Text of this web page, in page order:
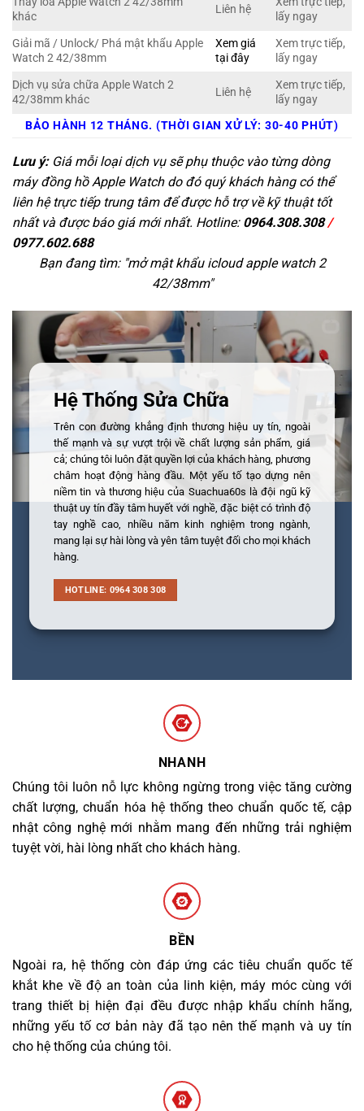
khác
Liên hệ
lấy ngay
Giải mã / Unlock/ Phá mật khẩu Apple
Watch 2 42/38mm
Xem giá
tại đây
Xem trực tiếp,
lấy ngay
Dịch vụ sửa chữa Apple Watch 2
42/38mm khác
Liên hệ
Xem trực tiếp,
lấy ngay
BẢO HÀNH 12 THÁNG. (THỜI GIAN XỬ LÝ: 30-40 PHÚT)
Lưu ý:Giá mỗi loại dịch vụ sẽ phụ thuộc vào từng dòng
máy đồng hồ Apple Watch do đó quý khách hàng có thể
liên hệ trực tiếp trung tâm để được hỗ trợ về kỹ thuật tốt
nhất và được báo giá mới nhất. Hotline: 0964.308.308/
0977.602.688
Bạn đang tìm: "mở mật khẩu icloud apple watch 2
42/38mm"
Hệ Thống Sửa Chữa
Trên con đường khẳng định thương hiệu uy tín, ngoài
thế mạnh và sự vượt trội về chất lượng sản phẩm, giá
cả; chúng tôi luôn đặt quyền lợi của khách hàng, phương
châm hoạt động hàng đầu. Một yếu tố tạo dựng nên
niềm tin và thương hiệu của Suachua60s là đội ngũ kỹ
thuật uy tín đầy tâm huyết với nghề, đặc biệt có trình độ
tay nghề cao, nhiều năm kinh nghiệm trong ngành,
mang lại sự hài lòng và yên tâm tuyệt đối cho mọi khách
hàng.
HOTLINE: 0964 308 308
NHANH
Chúng tôi luôn nỗ lực không ngừng trong việc tăng cường
chất lượng, chuẩn hóa hệ thống theo chuẩn quốc tế, cập
nhật công nghệ mới nhằm mang đến những trải nghiệm
tuyệt vời, hài lòng nhất cho khách hàng.
BỀN
Ngoài ra, hệ thống còn đáp ứng các tiêu chuẩn quốc tế
khắt khe về độ an toàn của linh kiện, máy móc cùng với
trang thiết bị hiện đại đều được nhập khẩu chính hãng,
những yếu tố cơ bản này đã tạo nên thế mạnh và uy tín
cho hệ thống của chúng tôi.